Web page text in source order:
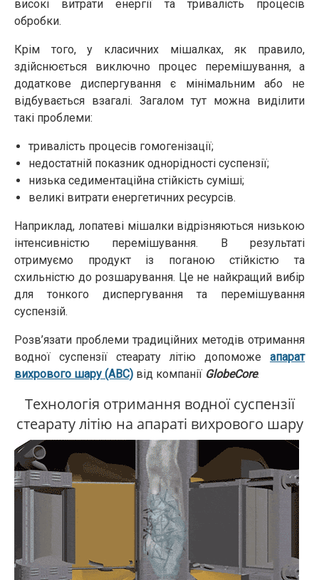
високі витрати енергії та тривалість процесів
обробки.
Крім того, у класичних мішалках, як правило,
здійснюється виключно процес перемішування, а
додаткове диспергування є мінімальним або не
відбувається взагалі. Загалом тут можна виділити
такі проблеми:
тривалість процесів гомогенізації;
недостатній показник однорідності суспензії;
низька седиментаційна стійкість суміші;
великі витрати енергетичних ресурсів.
Наприклад, лопатеві мішалки відрізняються низькою
інтенсивністю перемішування. В результаті
отримуємо продукт із поганою стійкістю та
схильністю до розшарування. Це не найкращий вибір
для тонкого диспергування та перемішування
суспензій.
Розв’язати проблеми традиційних методів отримання
водної суспензії стеарату літію допоможе апарат
вихрового шару (АВС) від компанії GlobeCore.
Технологія отримання водної суспензії
стеарату літію на апараті вихрового шару